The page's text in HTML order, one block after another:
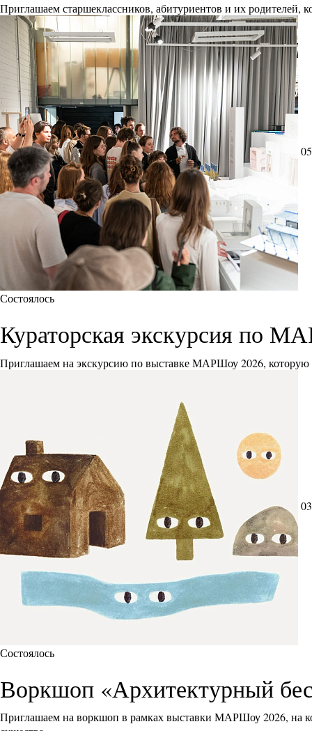
Приглашаем старшеклассников, абитуриентов и их родителей,
Состоялось
Кураторская экскурсия по
Приглашаем на экскурсию по выставке МАРШоу 2026, которую
Состоялось
Воркшоп «Архитектурный
Приглашаем на воркшоп в рамках выставки МАРШоу 2026, на